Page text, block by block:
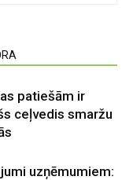
patiešām ir
ceļvedis smaržu
uzņēmumiem: